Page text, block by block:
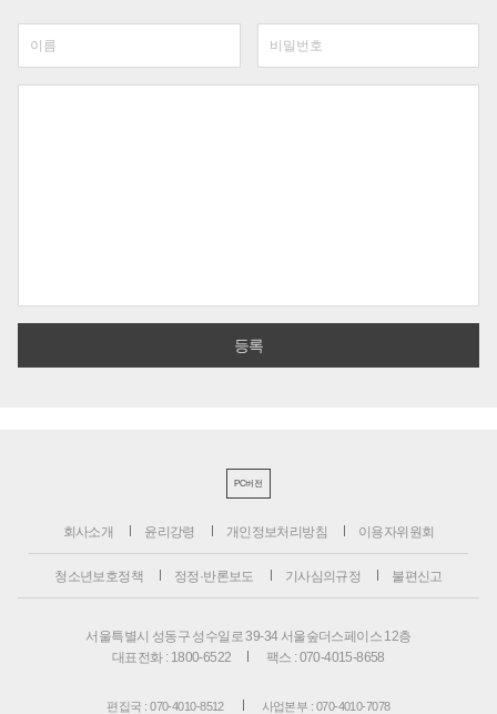
PC버전
회사소개 윤리강령 개인정보처리방침 이용자위원회
청소년보호정책 정정·반론보도 기사심의규정 불편신고
서울특별시 성동구 성수일로 39-34 서울숲더스페이스 12층
대표전화 : 1800-6522
팩스 : 070-4015-8658
편집국 : 070-4010-8512 사업본부 : 070-4010-7078